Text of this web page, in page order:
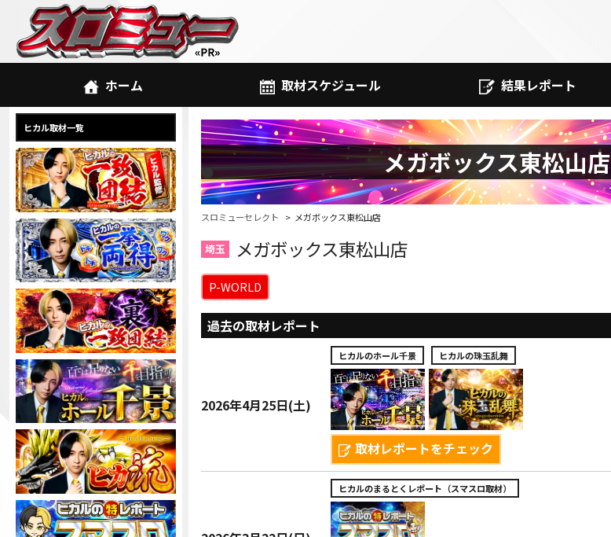
ホーム 取材スケジュール 結果レポート
ヒカル取材一覧
メガボックス東松山店
スロミューセレクト メガボックス東松山店
埼玉 メガボックス東松山店
P-WORLD
過去の取材レポート
2026年4月25日(土)
ヒカルのホール千景 ヒカルの珠玉乱舞
取材レポートをチェック
ヒカルのまるとくレポート（スマスロ取材）